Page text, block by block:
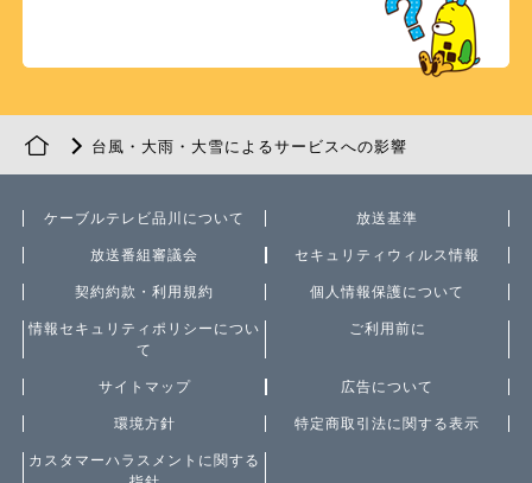
台風・大雨・大雪によるサービスへの影響
ケーブルテレビ品川について 放送基準
放送番組審議会 セキュリティウィルス情報
契約約款・利用規約 個人情報保護について
情報セキュリティポリシーについ
て
ご利用前に
サイトマップ 広告について
環境方針 特定商取引法に関する表示
カスタマーハラスメントに関する